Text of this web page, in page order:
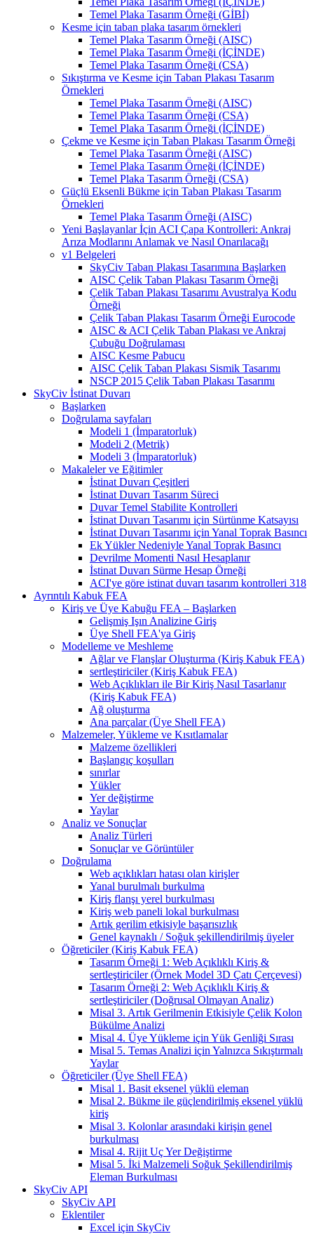
Temel Plaka Tasarım Örneği (GİBİ)
Kesme için taban plaka tasarım örnekleri
Temel Plaka Tasarım Örneği (AISC)
Temel Plaka Tasarım Örneği (İÇİNDE)
Temel Plaka Tasarım Örneği (CSA)
Sıkıştırma ve Kesme için Taban Plakası Tasarım
Örnekleri
Temel Plaka Tasarım Örneği (AISC)
Temel Plaka Tasarım Örneği (CSA)
Temel Plaka Tasarım Örneği (İÇİNDE)
Çekme ve Kesme için Taban Plakası Tasarım Örneği
Temel Plaka Tasarım Örneği (AISC)
Temel Plaka Tasarım Örneği (İÇİNDE)
Temel Plaka Tasarım Örneği (CSA)
Güçlü Eksenli Bükme için Taban Plakası Tasarım
Örnekleri
Temel Plaka Tasarım Örneği (AISC)
Yeni Başlayanlar İçin ACI Çapa Kontrolleri: Ankraj
Arıza Modlarını Anlamak ve Nasıl Onarılacağı
v1 Belgeleri
SkyCiv Taban Plakası Tasarımına Başlarken
AISC Çelik Taban Plakası Tasarım Örneği
Çelik Taban Plakası Tasarımı Avustralya Kodu
Örneği
Çelik Taban Plakası Tasarım Örneği Eurocode
AISC & ACI Çelik Taban Plakası ve Ankraj
Çubuğu Doğrulaması
AISC Kesme Pabucu
AISC Çelik Taban Plakası Sismik Tasarımı
NSCP 2015 Çelik Taban Plakası Tasarımı
SkyCiv İstinat Duvarı
Başlarken
Doğrulama sayfaları
Modeli 1 (İmparatorluk)
Modeli 2 (Metrik)
Modeli 3 (İmparatorluk)
Makaleler ve Eğitimler
İstinat Duvarı Çeşitleri
İstinat Duvarı Tasarım Süreci
Duvar Temel Stabilite Kontrolleri
İstinat Duvarı Tasarımı için Sürtünme Katsayısı
İstinat Duvarı Tasarımı için Yanal Toprak Basıncı
Ek Yükler Nedeniyle Yanal Toprak Basıncı
Devrilme Momenti Nasıl Hesaplanır
İstinat Duvarı Sürme Hesap Örneği
ACI'ye göre istinat duvarı tasarım kontrolleri 318
Ayrıntılı Kabuk FEA
Kiriş ve Üye Kabuğu FEA – Başlarken
Gelişmiş Işın Analizine Giriş
Üye Shell FEA'ya Giriş
Modelleme ve Meshleme
Ağlar ve Flanşlar Oluşturma (Kiriş Kabuk FEA)
sertleştiriciler (Kiriş Kabuk FEA)
Web Açıklıkları ile Bir Kiriş Nasıl Tasarlanır
(Kiriş Kabuk FEA)
Ağ oluşturma
Ana parçalar (Üye Shell FEA)
Malzemeler, Yükleme ve Kısıtlamalar
Malzeme özellikleri
Başlangıç ​​koşulları
sınırlar
Yükler
Yer değiştirme
Yaylar
Analiz ve Sonuçlar
Analiz Türleri
Sonuçlar ve Görüntüler
Doğrulama
Web açıklıkları hatası olan kirişler
Yanal burulmalı burkulma
Kiriş flanşı yerel burkulması
Kiriş web paneli lokal burkulması
Artık gerilim etkisiyle başarısızlık
Genel kaynaklı / Soğuk şekillendirilmiş üyeler
Öğreticiler (Kiriş Kabuk FEA)
Tasarım Örneği 1: Web Açıklıklı Kiriş &
sertleştiriciler (Örnek Model 3D Çatı Çerçevesi)
Tasarım Örneği 2: Web Açıklıklı Kiriş &
sertleştiriciler (Doğrusal Olmayan Analiz)
Misal 3. Artık Gerilmenin Etkisiyle Çelik Kolon
Bükülme Analizi
Misal 4. Üye Yükleme için Yük Genliği Sırası
Misal 5. Temas Analizi için Yalnızca Sıkıştırmalı
Yaylar
Öğreticiler (Üye Shell FEA)
Misal 1. Basit eksenel yüklü eleman
Misal 2. Bükme ile güçlendirilmiş eksenel yüklü
kiriş
Misal 3. Kolonlar arasındaki kirişin genel
burkulması
Misal 4. Rijit Uç Yer Değiştirme
Misal 5. İki Malzemeli Soğuk Şekillendirilmiş
Eleman Burkulması
SkyCiv API
SkyCiv API
Eklentiler
Excel için SkyCiv